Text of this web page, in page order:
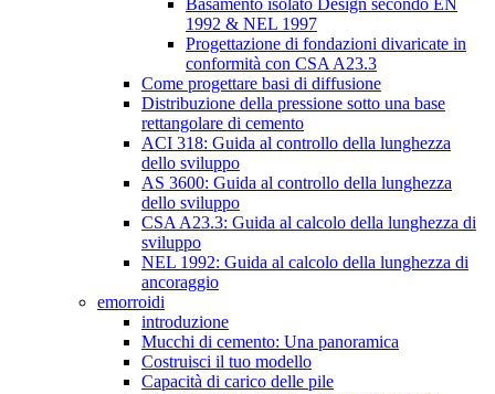
Basamento isolato Design secondo EN
1992 & NEL 1997
Progettazione di fondazioni divaricate in
conformità con CSA A23.3
Come progettare basi di diffusione
Distribuzione della pressione sotto una base
rettangolare di cemento
ACI 318: Guida al controllo della lunghezza
dello sviluppo
AS 3600: Guida al controllo della lunghezza
dello sviluppo
CSA A23.3: Guida al calcolo della lunghezza di
sviluppo
NEL 1992: Guida al calcolo della lunghezza di
ancoraggio
emorroidi
introduzione
Mucchi di cemento: Una panoramica
Costruisci il tuo modello
Capacità di carico delle pile